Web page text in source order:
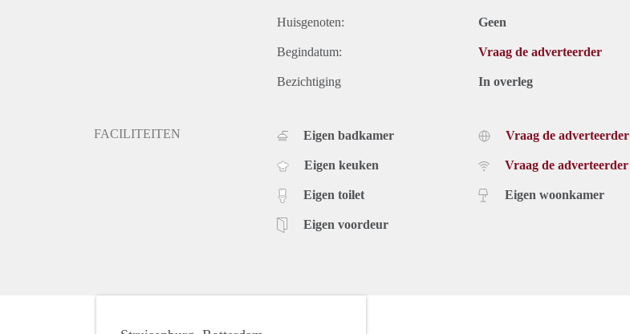
Huisgenoten: Geen
Begindatum: Vraag de adverteerder
Bezichtiging In overleg
FACILITEITEN Eigen badkamer
Eigen keuken
Eigen toilet
Eigen voordeur
Vraag de adverteerder
Vraag de adverteerder
Eigen woonkamer